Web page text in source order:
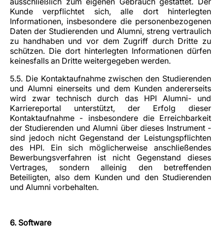
Kunde verpflichtet sich, alle dort hinterlegten
Informationen, insbesondere die personenbezogenen
Daten der Studierenden und Alumni, streng vertraulich
zu handhaben und vor dem Zugriff durch Dritte zu
schützen. Die dort hinterlegten Informationen dürfen
keinesfalls an Dritte weitergegeben werden.
5.5. Die Kontaktaufnahme zwischen den Studierenden
und Alumni einerseits und dem Kunden andererseits
wird zwar technisch durch das HPI Alumni- und
Karriereportal unterstützt, der Erfolg dieser
Kontaktaufnahme - insbesondere die Erreichbarkeit
der Studierenden und Alumni über dieses Instrument -
sind jedoch nicht Gegenstand der Leistungspflichten
des HPI. Ein sich möglicherweise anschließendes
Bewerbungsverfahren ist nicht Gegenstand dieses
Vertrages, sondern alleinig den betreffenden
Beteiligten, also dem Kunden und den Studierenden
und Alumni vorbehalten.
6. Software